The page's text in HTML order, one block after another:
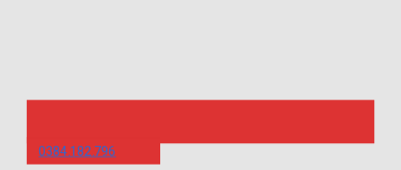
0384.182.796